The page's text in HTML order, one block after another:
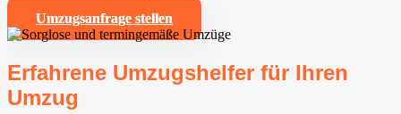
Umzugsanfrage stellen
Erfahrene Umzugshelfer für Ihren
Umzug